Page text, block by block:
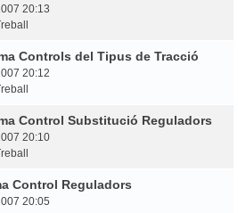
20:13
Controls del Tipus de Tracció
20:12
Control Substitució Reguladors
20:10
Control Reguladors
20:05